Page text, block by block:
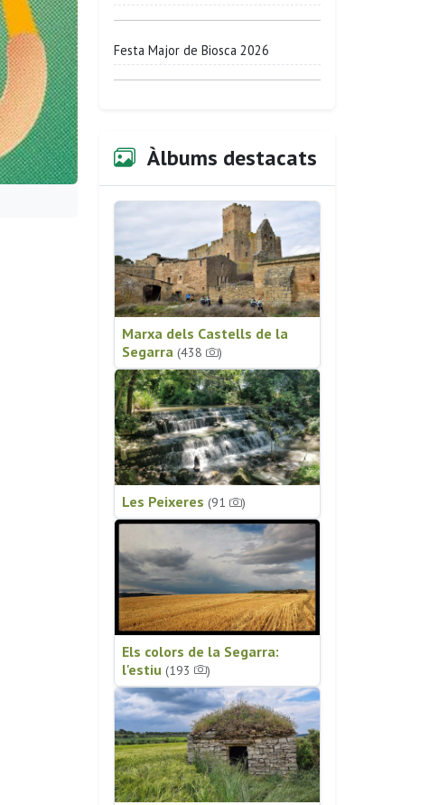
Festa Major de Biosca 2026
Àlbums destacats
Marxa dels Castells de la
Segarra (438 )
Les Peixeres (91 )
Els colors de la Segarra:
l'estiu (193 )